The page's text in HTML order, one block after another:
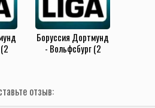
Боруссия Дортмунд
- Вольфсбург (2
отзыв: